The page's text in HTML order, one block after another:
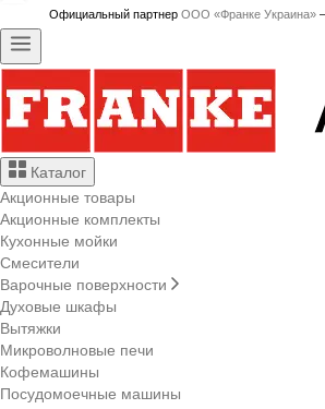
Официальный партнер ООО «Франке Украина»
Каталог
Акционные товары
Акционные комплекты
Кухонные мойки
Смесители
Варочные поверхности
Духовые шкафы
Вытяжки
Микроволновые печи
Кофемашины
Посудомоечные машины